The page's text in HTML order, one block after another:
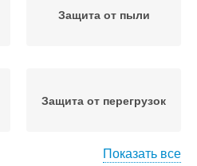
Защита от пыли
Защита от перегрузок
Показать все